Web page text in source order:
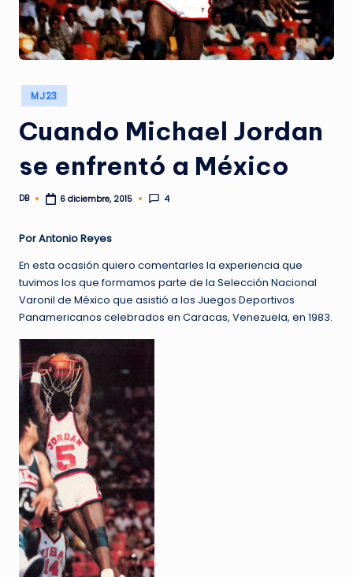
Publicado
en
MJ23
Cuando Michael Jordan
se enfrentó a México
Publicado
DB 6 diciembre, 2015 4
Por Antonio Reyes
En esta ocasión quiero comentarles la experiencia que
tuvimos los que formamos parte de la Selección Nacional
Varonil de México que asistió a los Juegos Deportivos
Panamericanos celebrados en Caracas, Venezuela, en 1983.